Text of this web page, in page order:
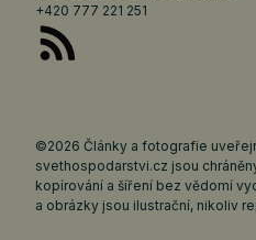
+420 777 221 251
©2026 Články a fotografie
svethospodarstvi.cz jsou
kopírování a šíření bez vědomí
a obrázky jsou ilustrační, nikoliv